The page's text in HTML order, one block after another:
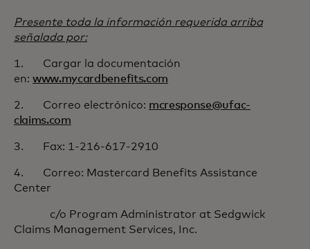
Presente toda la información requerida arriba
señalada por:
1. Cargar la documentación
en: www.mycardbenefits.com
2. Correo electrónico: mcresponse@ufac-
claims.com
3. Fax: 1-216-617-2910
4. Correo: Mastercard Benefits Assistance
Center
c/o Program Administrator at Sedgwick
Claims Management Services, Inc.